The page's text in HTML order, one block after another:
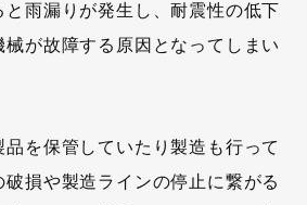
と雨漏りが発生し、耐震性の低下
が故障する原因となってしまい
品を保管していたり製造も行って
損や製造ラインの停止に繋がる